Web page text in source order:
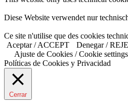
Diese Website verwendet nur
Ce site n'utilise que des cookies
Aceptar / ACCEPT
Denegar /
Ajuste de Cookies / Cookie settings
Políticas de Cookies y Privacidad
Cerrar